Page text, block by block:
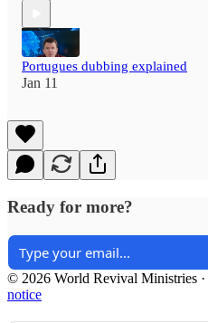
Portugues dubbing explained
Jan 11
Ready for more?
© 2026 World Revival Ministries ·
notice